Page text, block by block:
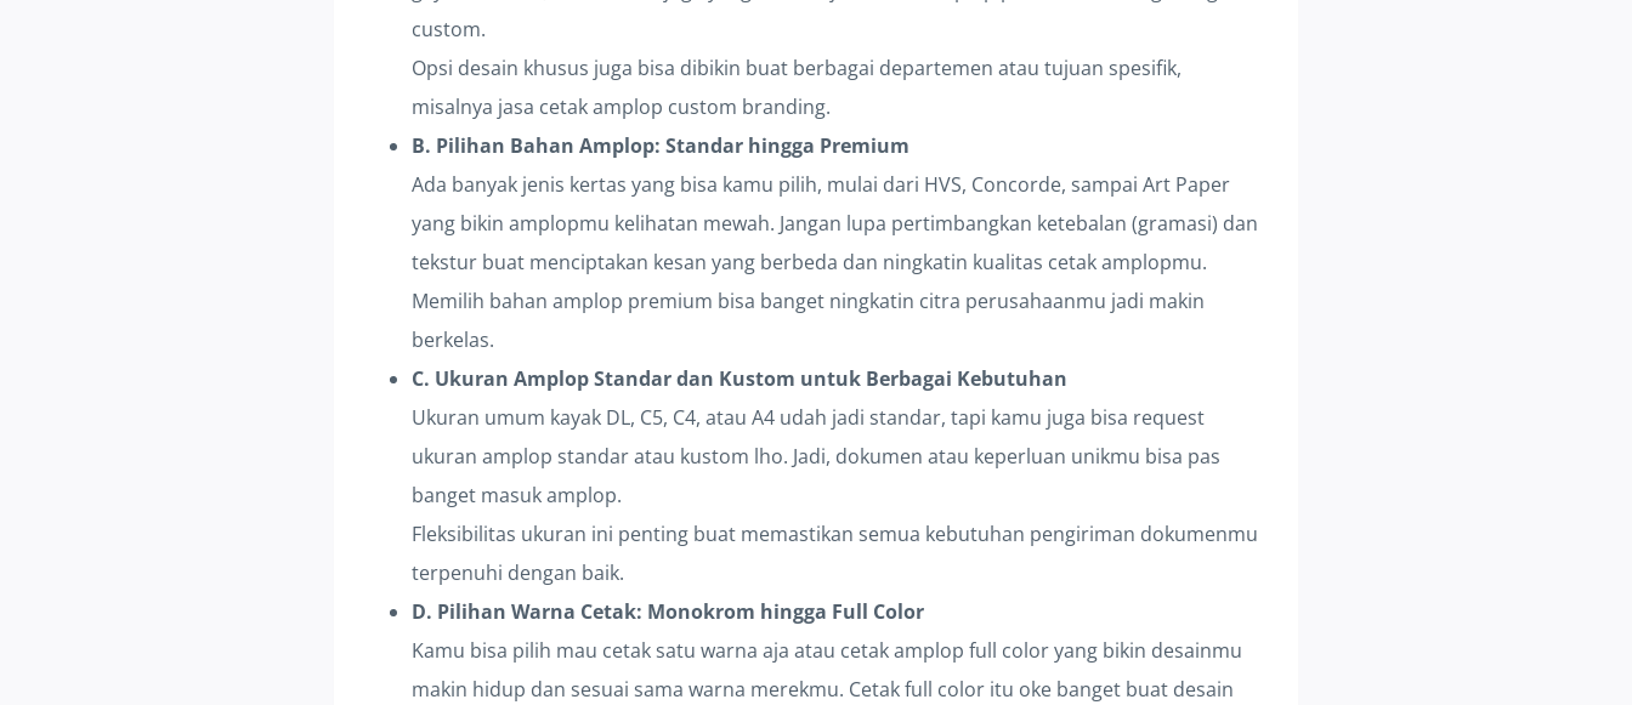
custom.
Opsi desain khusus juga bisa dibikin buat berbagai departemen atau tujuan spesifik,
misalnya jasa cetak amplop custom branding.
B. Pilihan Bahan Amplop: Standar hingga Premium
Ada banyak jenis kertas yang bisa kamu pilih, mulai dari HVS, Concorde, sampai Art Paper
yang bikin amplopmu kelihatan mewah. Jangan lupa pertimbangkan ketebalan (gramasi) dan
tekstur buat menciptakan kesan yang berbeda dan ningkatin kualitas cetak amplopmu.
Memilih bahan amplop premium bisa banget ningkatin citra perusahaanmu jadi makin
berkelas.
C. Ukuran Amplop Standar dan Kustom untuk Berbagai Kebutuhan
Ukuran umum kayak DL, C5, C4, atau A4 udah jadi standar, tapi kamu juga bisa request
ukuran amplop standar atau kustom lho. Jadi, dokumen atau keperluan unikmu bisa pas
banget masuk amplop.
Fleksibilitas ukuran ini penting buat memastikan semua kebutuhan pengiriman dokumenmu
terpenuhi dengan baik.
D. Pilihan Warna Cetak: Monokrom hingga Full Color
Kamu bisa pilih mau cetak satu warna aja atau cetak amplop full color yang bikin desainmu
makin hidup dan sesuai sama warna merekmu. Cetak full color itu oke banget buat desain